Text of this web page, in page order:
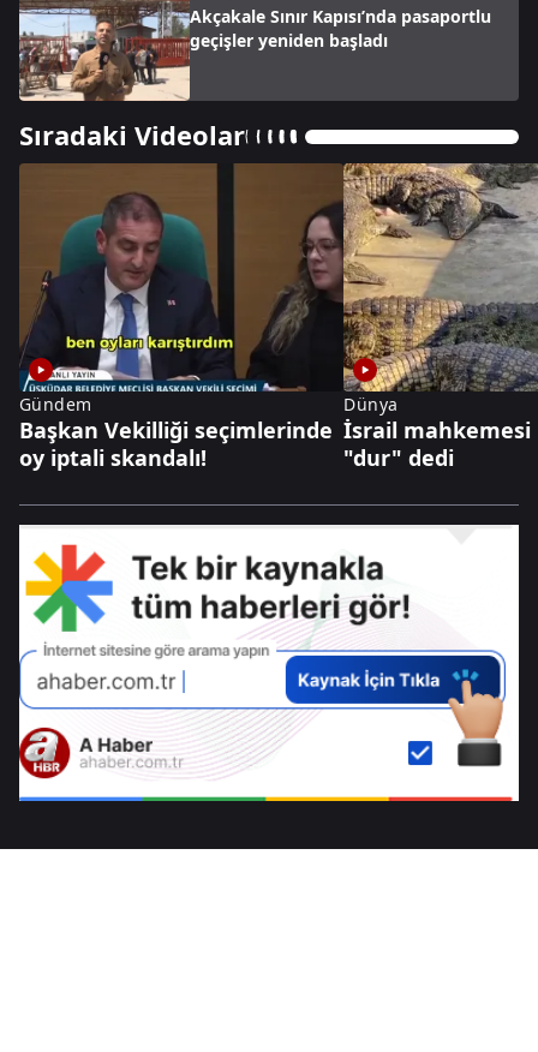
Akçakale Sınır Kapısı’nda pasaportlu
geçişler yeniden başladı
Sıradaki Videolar
Gündem
Başkan Vekilliği seçimlerinde
oy iptali skandalı!
Dünya
İsrail mahkemesi
"dur" dedi